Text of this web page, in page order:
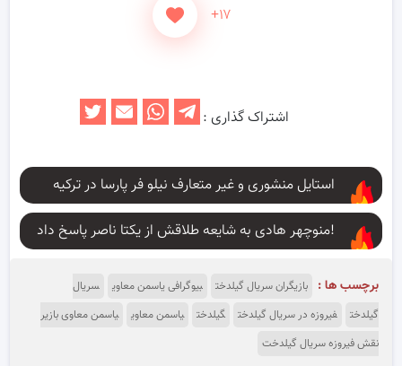
+۱۷
اشتراک گذاری :
استایل منشوری و غیر متعارف نیلو فر پارسا در ترکیه
منوچهر هادی به شایعه طلاقش از یکتا ناصر پاسخ داد!
برچسب ها : بازیگران سریال گیلدخت بیوگرافی یاسمن معاوی
سریال
گیلدخت
فیروزه در سریال گیلدخت گیلدخت یاسمن معاوی
یاسمن معاوی بازیر
نقش فیروزه سریال گیلدخت